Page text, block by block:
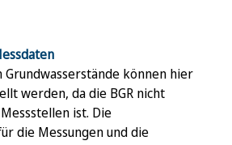
Grundwasserstände können hier
werden, da die BGR nicht
ist. Die
die Messungen und die